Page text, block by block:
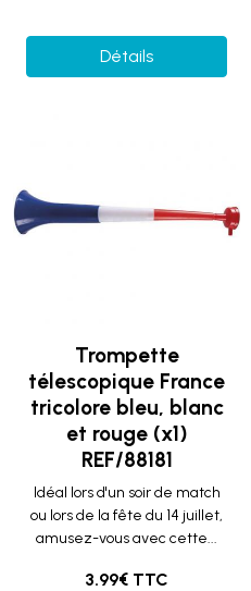
Détails
Trompette
télescopique France
tricolore bleu, blanc
et rouge (x1)
REF/88181
Idéal lors d'un soir de match
ou lors de la fête du 14 juillet,
amusez-vous avec cette...
3.99€ TTC